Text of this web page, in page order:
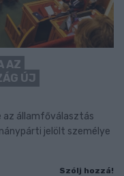
AZ
ÚJ
az államfőválasztás
jelölt személye
Szólj hozzá!